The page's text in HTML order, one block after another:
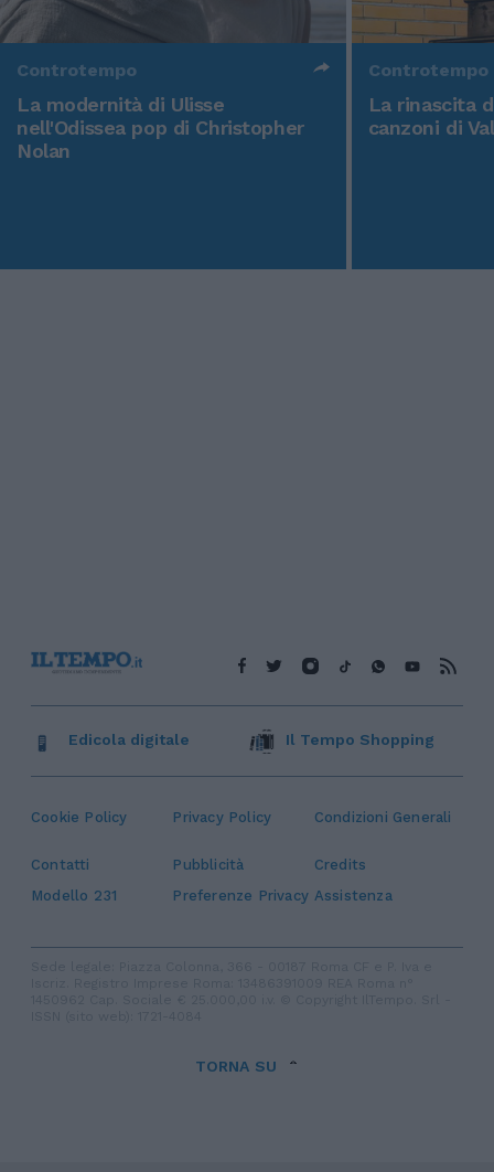
Controtempo
La modernità di Ulisse
nell'Odissea pop di Christopher
Nolan
Controtempo
La rinascita
canzoni di
Cookie Policy Privacy Policy Condizioni Generali
Contatti Pubblicità
Credits
Modello 231
Preferenze Privacy Assistenza
Edicola digitale Il Tempo Shopping
TORNA SU